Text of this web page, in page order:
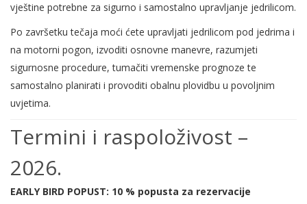
vještine potrebne za sigurno i samostalno upravljanje jedrilicom.
Po završetku tečaja moći ćete upravljati jedrilicom pod jedrima i
na motorni pogon, izvoditi osnovne manevre, razumjeti
sigurnosne procedure, tumačiti vremenske prognoze te
samostalno planirati i provoditi obalnu plovidbu u povoljnim
uvjetima.
Termini i raspoloživost –
2026.
EARLY BIRD POPUST: 10 % popusta za rezervacije